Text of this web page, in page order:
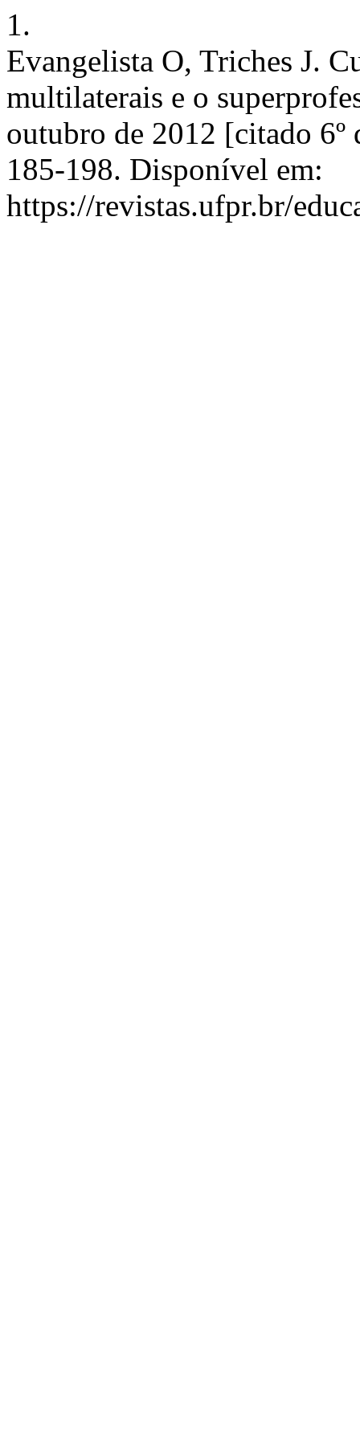
1.
Evangelista O, Triches J.
multilaterais e o
outubro de 2012 [citado
185-198. Disponível em:
https://revistas.ufpr.br/